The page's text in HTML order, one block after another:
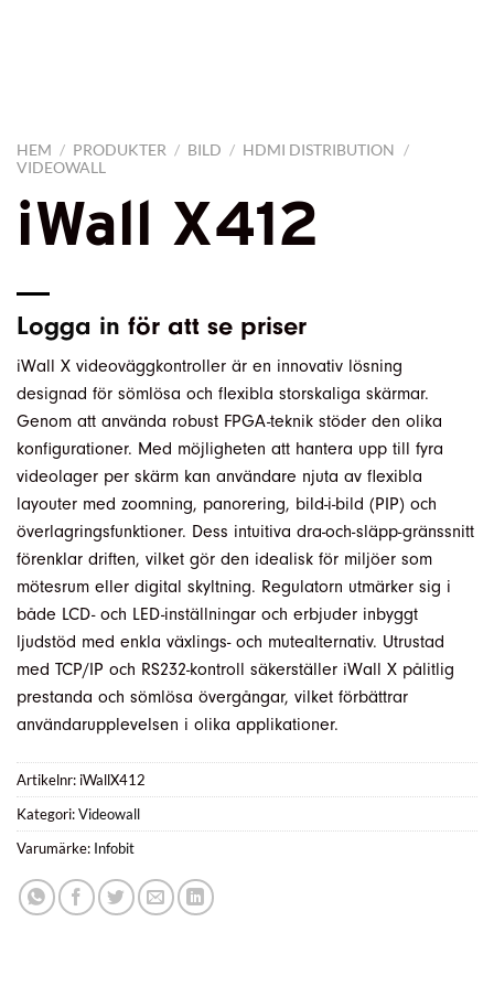
HEM / PRODUKTER / BILD / HDMI DISTRIBUTION
/
VIDEOWALL
iWall X412
Logga in för att se priser
iWall X videoväggkontroller är en innovativ lösning
designad för sömlösa och flexibla storskaliga skärmar.
Genom att använda robust FPGA-teknik stöder den olika
konfigurationer. Med möjligheten att hantera upp till fyra
videolager per skärm kan användare njuta av flexibla
layouter med zoomning, panorering, bild-i-bild (PIP) och
överlagringsfunktioner. Dess intuitiva dra-och-släpp-gränssnitt
förenklar driften, vilket gör den idealisk för miljöer som
mötesrum eller digital skyltning. Regulatorn utmärker sig i
både LCD- och LED-inställningar och erbjuder inbyggt
ljudstöd med enkla växlings- och mutealternativ. Utrustad
med TCP/IP och RS232-kontroll säkerställer iWall X pålitlig
prestanda och sömlösa övergångar, vilket förbättrar
användarupplevelsen i olika applikationer.
Artikelnr: iWallX412
Kategori:Videowall
Varumärke: Infobit